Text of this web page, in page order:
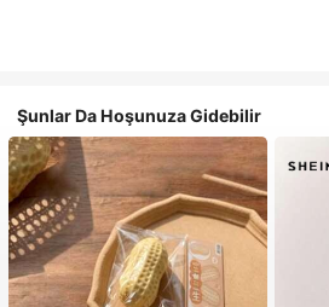
Şunlar Da Hoşunuza Gidebilir